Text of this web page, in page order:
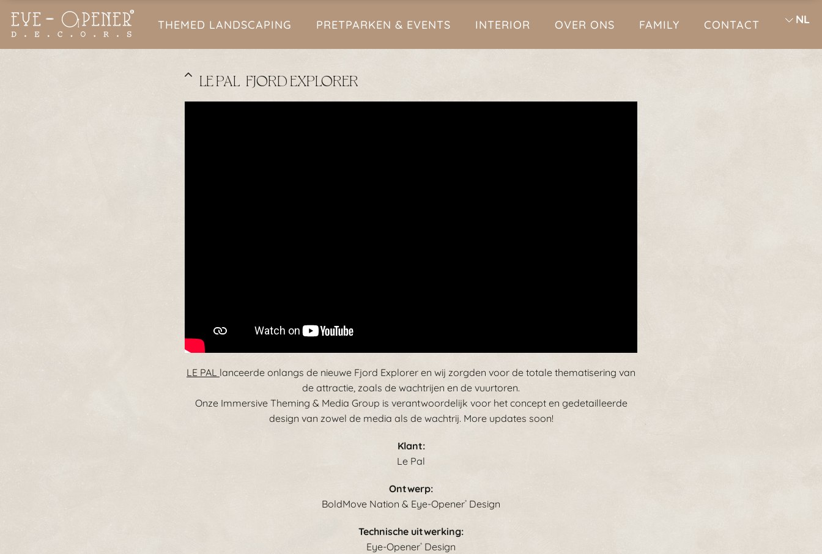
THEMED LANDSCAPING PRETPARKEN & EVENTS INTERIOR OVER ONS FAMILY CONTACT NL
LE PAL | FJORD EXPLORER
LE PAL lanceerde onlangs de nieuwe Fjord Explorer en wij zorgden voor de totale thematisering van
de attractie, zoals de wachtrijen en de vuurtoren.
Onze Immersive Theming & Media Group is verantwoordelijk voor het concept en gedetailleerde
design van zowel de media als de wachtrij. More updates soon!
Klant:
Le Pal
Ontwerp:
BoldMove Nation & Eye-Opener® Design
Technische uitwerking:
Eye-Opener® Design